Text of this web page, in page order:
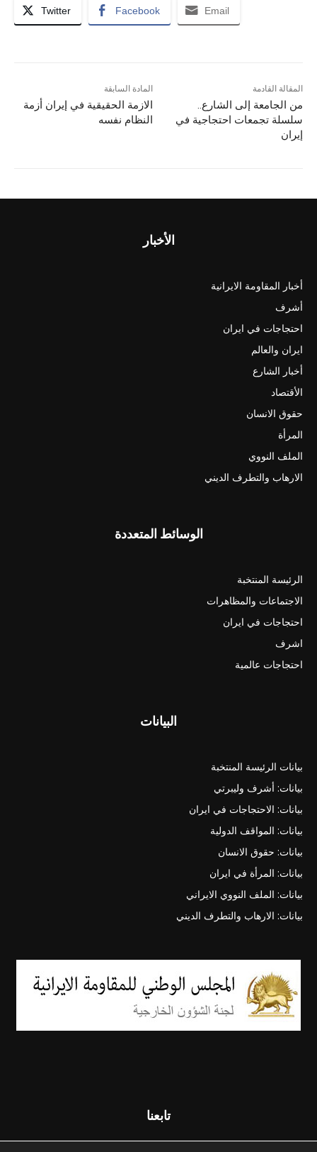
Twitter Facebook Email
المادة السابقة
الازمة الحقيقية في إيران أزمة
النظام نفسه
المقالة القادمة
من الجامعة إلى الشارع..
سلسلة تجمعات احتجاجية في
إيران
الأخبار
أخبار المقاومة الايرانية
أشرف
احتجاجات في ايران
ايران والعالم
أخبار الشارع
الأقتصاد
حقوق الانسان
المرأة
الملف النووي
الارهاب والتطرف الديني
الوسائط المتعددة
الرئيسة المنتخبة
الاجتماعات والمظاهرات
احتجاجات في ايران
اشرف
احتجاجات عالمية
البيانات
بيانات الرئيسة المنتخبة
بيانات: أشرف وليبرتي
بيانات: الاحتجاجات في ايران
بيانات: المواقف الدولية
بيانات: حقوق الانسان
بيانات: المرأة في ايران
بيانات: الملف النووي الايراني
بيانات: الارهاب والتطرف الديني
تابعنا